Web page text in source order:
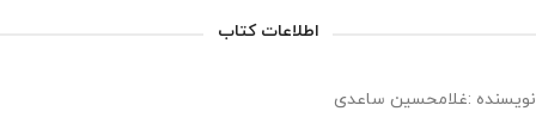
اطلاعات کتاب
نویسنده :غلامحسین ساعدی